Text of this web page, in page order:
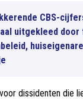
CBS-
uitgekleed door
dissidenten die